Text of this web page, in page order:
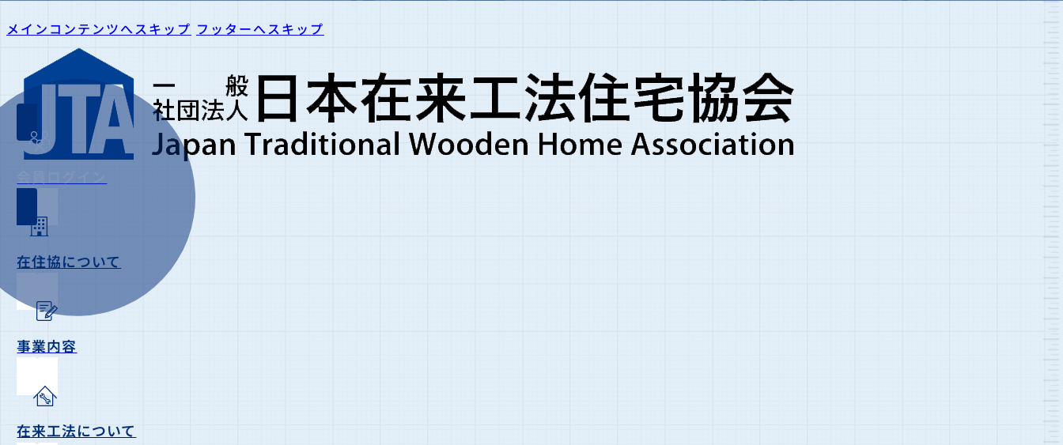
メインコンテンツへスキップ フッターへスキップ
在住協について
事業内容
在来工法について